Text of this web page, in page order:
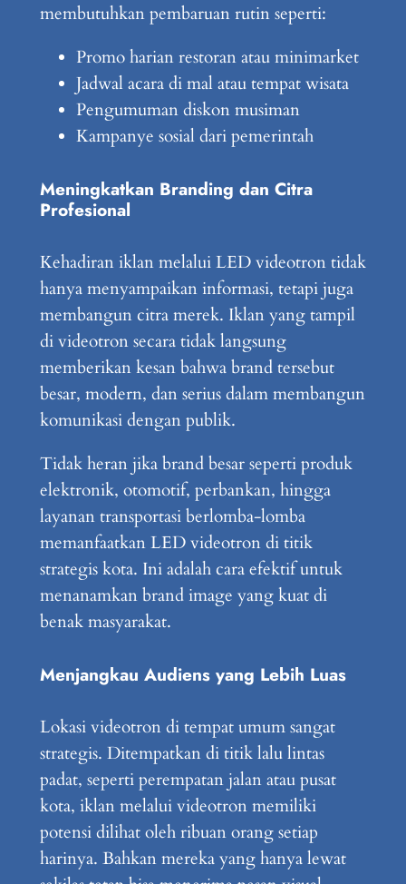
membutuhkan pembaruan rutin seperti:
Promo harian restoran atau minimarket
Jadwal acara di mal atau tempat wisata
Pengumuman diskon musiman
Kampanye sosial dari pemerintah
Meningkatkan Branding dan Citra
Profesional
Kehadiran iklan melalui LED videotron tidak
hanya menyampaikan informasi, tetapi juga
membangun citra merek. Iklan yang tampil
di videotron secara tidak langsung
memberikan kesan bahwa brand tersebut
besar, modern, dan serius dalam membangun
komunikasi dengan publik.
Tidak heran jika brand besar seperti produk
elektronik, otomotif, perbankan, hingga
layanan transportasi berlomba-lomba
memanfaatkan LED videotron di titik
strategis kota. Ini adalah cara efektif untuk
menanamkan brand image yang kuat di
benak masyarakat.
Menjangkau Audiens yang Lebih Luas
Lokasi videotron di tempat umum sangat
strategis. Ditempatkan di titik lalu lintas
padat, seperti perempatan jalan atau pusat
kota, iklan melalui videotron memiliki
potensi dilihat oleh ribuan orang setiap
harinya. Bahkan mereka yang hanya lewat